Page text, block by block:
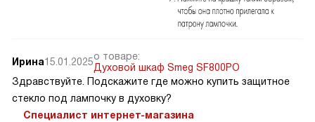
Ирина15.01.2025о товаре:
Духовой шкаф Smeg SF800PO
Здравствуйте. Подскажите где можно купить защитное
стекло под лампочку в духовку?
Специалист интернет-магазина